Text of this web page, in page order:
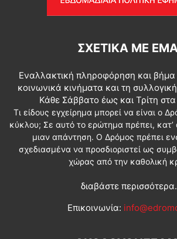
ΣΧΕΤΙΚΆ ΜΕ
Εναλλακτική πληροφόρηση και βήμα
κοινωνικά κινήματα και τη
Κάθε Σάββατο έως και Τρίτη στα
Τι είδους εγχείρημα μπορεί να είναι ο
κύκλου; Σε αυτό το ερώτημα πρέπει,
μιαν απάντηση. Ο Δρόμος πρέπει
σχεδιασμένα να προσδιοριστεί ως
χώρας από την καθολική
διαβάστε
Επικοινωνία: